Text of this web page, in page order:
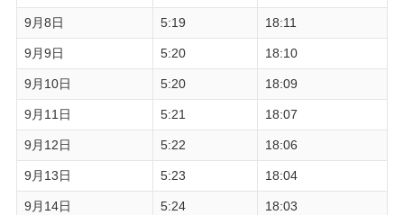
9月8日 5:19 18:11
9月9日 5:20 18:10
9月10日 5:20 18:09
9月11日 5:21 18:07
9月12日 5:22 18:06
9月13日 5:23 18:04
9月14日 5:24 18:03